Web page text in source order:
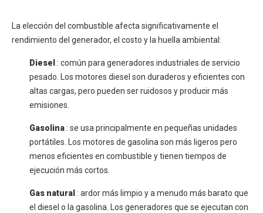
La elección del combustible afecta significativamente el
rendimiento del generador, el costo y la huella ambiental:
Diesel : común para generadores industriales de servicio
pesado. Los motores diesel son duraderos y eficientes con
altas cargas, pero pueden ser ruidosos y producir más
emisiones.
Gasolina : se usa principalmente en pequeñas unidades
portátiles. Los motores de gasolina son más ligeros pero
menos eficientes en combustible y tienen tiempos de
ejecución más cortos.
Gas natural : ardor más limpio y a menudo más barato que
el diesel o la gasolina. Los generadores que se ejecutan con